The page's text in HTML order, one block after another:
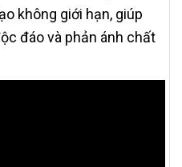
không giới hạn, giúp
đáo và phản ánh chất